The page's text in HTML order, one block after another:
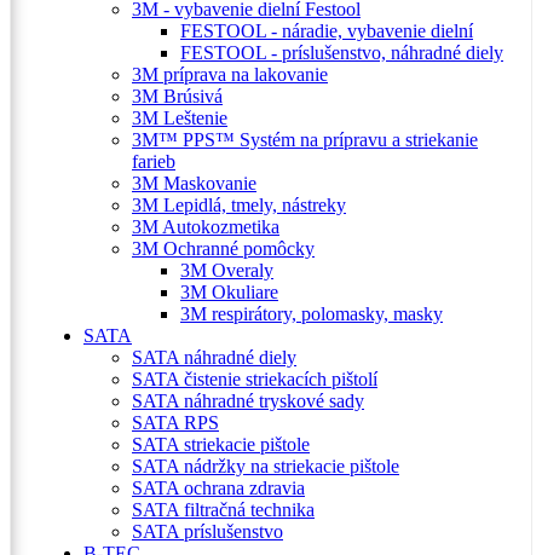
3M - vybavenie dielní Festool
FESTOOL - náradie, vybavenie dielní
FESTOOL - príslušenstvo, náhradné diely
3M príprava na lakovanie
3M Brúsivá
3M Leštenie
3M™ PPS™ Systém na prípravu a striekanie
farieb
3M Maskovanie
3M Lepidlá, tmely, nástreky
3M Autokozmetika
3M Ochranné pomôcky
3M Overaly
3M Okuliare
3M respirátory, polomasky, masky
SATA
SATA náhradné diely
SATA čistenie striekacích pištolí
SATA náhradné tryskové sady
SATA RPS
SATA striekacie pištole
SATA nádržky na striekacie pištole
SATA ochrana zdravia
SATA filtračná technika
SATA príslušenstvo